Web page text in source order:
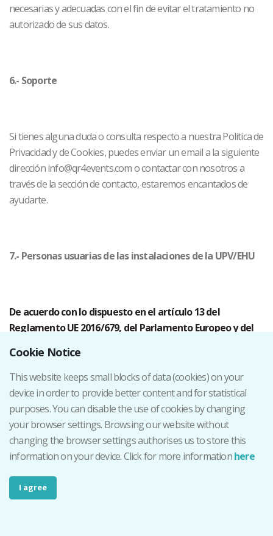
Cookie Notice
This website keeps small blocks of data (cookies) on your
device in order to provide better content and for statistical
purposes. You can disable the use of cookies by changing
your browser settings. Browsing our website without
changing the browser settings authorises us to store this
information on your device. Click for more informationhere
I agree
necesarias y adecuadas con el fin de evitar el tratamiento no
autorizado de sus datos.
6.- Soporte
Si tienes alguna duda o consulta respecto a nuestra Política de
Privacidad y de Cookies, puedes enviar un email a la siguiente
dirección info@qr4events.com o contactar con nosotros a
través de la sección de contacto, estaremos encantados de
ayudarte.
7.- Personas usuarias de las instalaciones de la UPV/EHU
De acuerdo con lo dispuesto en el artículo 13 del
Reglamento UE 2016/679, del Parlamento Europeo y del
personas físicas en lo que respecta al tratamiento de
datos personales y a la libre circulación de estos datos, le
informamos que sus datos pasan a formar parte de un
fichero responsabilidad de la UPV/EHU, así como de los
siguientes extremos:
Código del tratamiento